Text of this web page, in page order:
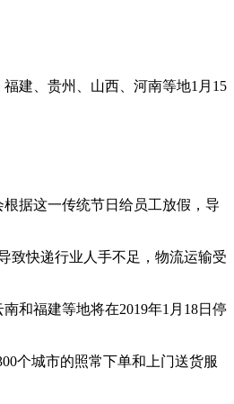
建、贵州、山西、河南等地1月15
据这一传统节日给员工放假，导
致快递行业人手不足，物流运输受
和福建等地将在2019年1月18日停
个城市的照常下单和上门送货服